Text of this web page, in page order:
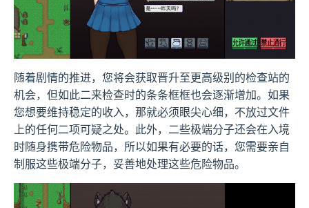
随着剧情的推进，您将会获取晋升至更高级别的检查站的
机会，但如此二来检查时的条条框框也会逐渐增加。如果
您想要维持稳定的收入，那就必须眼尖心细，不放过文件
上的任何二项可疑之处。此外，二些极端分子还会在入境
时随身携带危险物品，所以如果有必要的话，您需要亲自
制服这些极端分子，妥善地处理这些危险物品。